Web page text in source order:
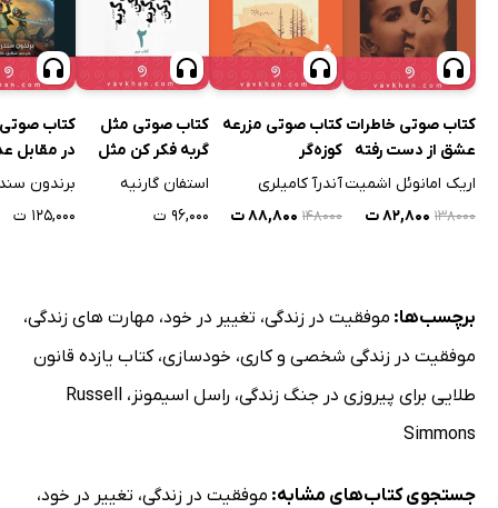
کتاب صوتی خاطرات
عشق از دست رفته
اریک امانوئل اشمیت
۱۳۸۰۰۰ ۸۲,۸۰۰ ت
کتاب صوتی مزرعه
کوزه‌گر
آندرآ کامیلری
۱۴۸۰۰۰ ۸۸,۸۰۰ ت
کتاب صوتی مثل
گربه فکر کن مثل
گربه رفتار کن - جلد
استفان گارنیه
۹۶,۰۰۰ ت
کتاب صوتی
در مقابل
شکسته
برندون
۱۲۵,۰۰۰ ت
برچسب‌ها: موفقیت در زندگی، تغییر در خود، مهارت های زندگی،
موفقیت در زندگی شخصی و کاری، خودسازی،کتاب یازده قانون
طلایی برای پیروزی در جنگ زندگی، راسل اسیمونز ، Russell
Simmons
جستجوی کتاب‌های مشابه: موفقیت در زندگی، تغییر در خود،